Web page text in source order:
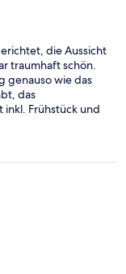
die Aussicht
traumhaft schön.
genauso wie das
das
Frühstück und
umfangreichen
tag auch viel
so wie einen
und
Die Lage vom
auch genügend
bietet. Wir